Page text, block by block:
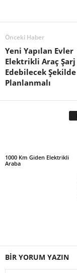
Önceki Haber
Yeni Yapılan Evler
Elektrikli Araç Şarj
Edebilecek Şekilde
Planlanmalı
1000 Km Giden Elektrikli
Araba
BİR YORUM YAZIN